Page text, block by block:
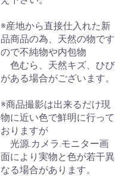
※産地から直接仕入れた新
品商品の為、天然の物です
ので不純物や内包物
色むら、天然キズ、ひび
がある場合がございます。
※商品撮影は出来るだけ現
物に近い色で鮮明に行って
おりますが
光源.カメラ.モニター画
面により実物と色が若干異
なる場合があります。